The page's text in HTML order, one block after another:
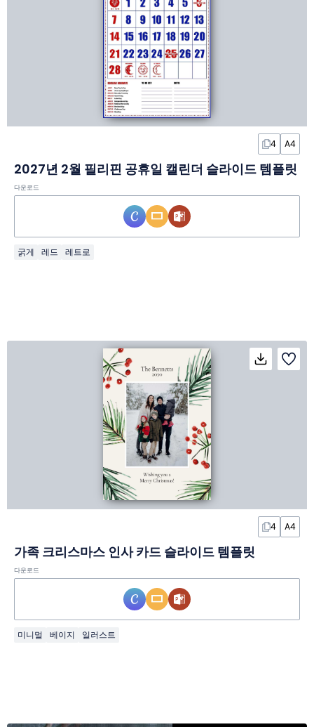
4 A4
2027년 2월 필리핀 공휴일 캘린더 슬라이드 템플릿
다운로드
굵게 레드 레트로
4 A4
가족 크리스마스 인사 카드 슬라이드 템플릿
다운로드
미니멀 베이지 일러스트